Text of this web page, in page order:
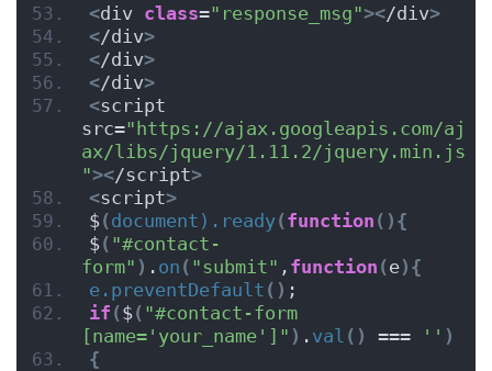
<div class="response_msg"></div>
</div>
</div>
</div>
<script
src="https://ajax.googleapis.com/aj
ax/libs/jquery/1.11.2/jquery.min.js
"></script>
<script>
$(document).ready(function (){
$( "#contact-
form" ) . on ( "submit" , function (e){
e.preventDefault () ;
if ($( "#contact-form
[name='your_name']" ) . val () === '' )
{